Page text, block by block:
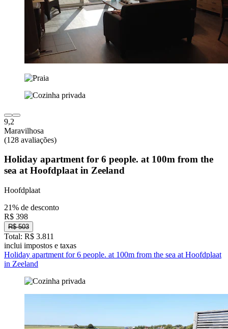
9,2
Maravilhosa
(128 avaliações)
Holiday apartment for 6 people. at 100m from the
sea at Hoofdplaat in Zeeland
Hoofdplaat
21% de desconto
R$ 398
R$ 503
Total: R$ 3.811
inclui impostos e taxas
Holiday apartment for 6 people. at 100m from the sea at Hoofdplaat
in Zeeland